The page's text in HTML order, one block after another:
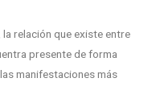
relación que existe entre
presente de forma
manifestaciones más